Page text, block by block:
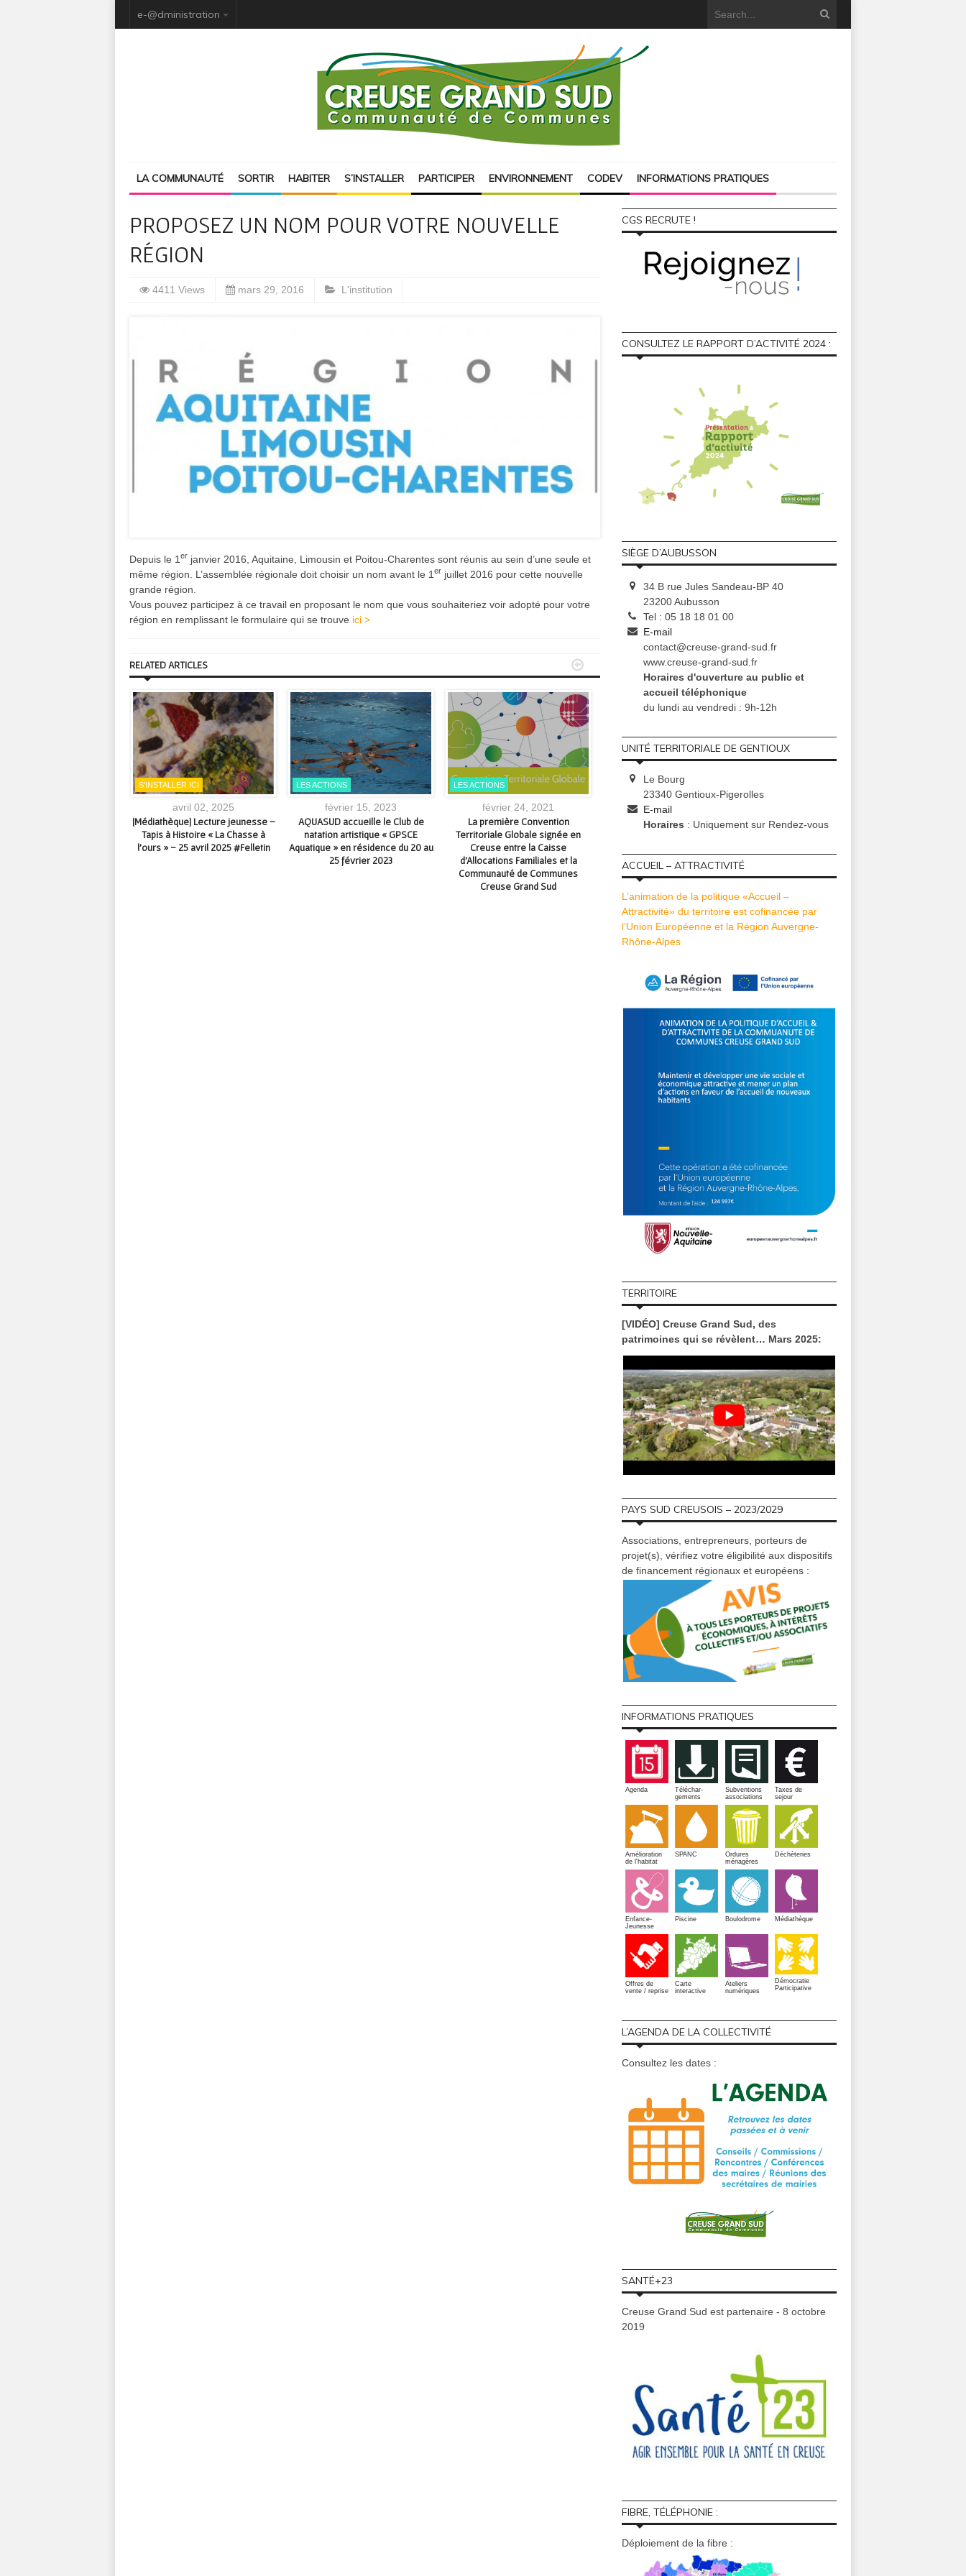
e-@dministration
LA COMMUNAUTÉ SORTIR HABITER S’INSTALLER PARTICIPER ENVIRONNEMENT CODEV INFORMATIONS PRATIQUES
PROPOSEZ UN NOM POUR VOTRE NOUVELLE
RÉGION
4411 Views mars 29, 2016 L'institution
Depuis le 1 er janvier 2016 , Aquitaine, Limousin et Poitou-Charentes sont réunis au sein d’une seule et
même région. L’assemblée régionale doit choisir un nom avant le 1 er juillet 2016 pour cette nouvelle
grande région.
Vous pouvez participez à ce travail en proposant le nom que vous souhaiteriez voir adopté pour votre
région en remplissant le formulaire qui se trouve ici >
RELATED ARTICLES
S'INSTALLER ICI
avril 02, 2025
[Médiathèque] Lecture jeunesse –
Tapis à Histoire « La Chasse à
l’ours » – 25 avril 2025 #Felletin
LES ACTIONS
février 15, 2023
AQUASUD accueille le Club de
natation artistique « GPSCE
Aquatique » en résidence du 20 au
25 février 2023
LES ACTIONS
février 24, 2021
La première Convention
Territoriale Globale signée en
Creuse entre la Caisse
d’Allocations Familiales et la
Communauté de Communes
Creuse Grand Sud
S'INSTALLER ICI
juillet 04, 2024
AQUASUD, les horaires
[Médiathèque] Soirée Jeux (de

CGS RECRUTE !
CONSULTEZ LE RAPPORT D’ACTIVITÉ 2024 :
SIÈGE D’AUBUSSON
34 B rue Jules Sandeau-BP 40
23200 Aubusson
Tel : 05 18 18 01 00
E-mail
contact@creuse-grand-sud.fr
www.creuse-grand-sud.fr
Horaires d'ouverture au public et
accueil téléphonique
du lundi au vendredi : 9h-12h
UNITÉ TERRITORIALE DE GENTIOUX
Le Bourg
23340 Gentioux-Pigerolles
E-mail
Horaires : Uniquement sur Rendez-vous
ACCUEIL – ATTRACTIVITÉ
L’animation de la politique «Accueil –
Attractivité» du territoire est cofinancée par
l’Union Européenne et la Région Auvergne-
Rhône-Alpes
TERRITOIRE
[VIDÉO] Creuse Grand Sud, des
patrimoines qui se révèlent… Mars 2025:
PAYS SUD CREUSOIS – 2023/2029
Associations, entrepreneurs, porteurs de
projet(s), vérifiez votre éligibilité aux dispositifs
de financement régionaux et européens :
INFORMATIONS PRATIQUES
Agenda
Téléchar-
gements
Subventions
associations
Taxes de
sejour
Amélioration
de l'habitat
SPANC
Ordures
ménagères
Déchèteries
Enfance-
Jeunesse
Piscine Boulodrome Médiathèque
Offres de
vente / reprise
Carte
interactive
Ateliers
numériques
Démocratie
Participative
L’AGENDA DE LA COLLECTIVITÉ
Consultez les dates :
SANTÉ+23
Creuse Grand Sud est partenaire - 8 octobre
2019
FIBRE, TÉLÉPHONIE :
Déploiement de la fibre :